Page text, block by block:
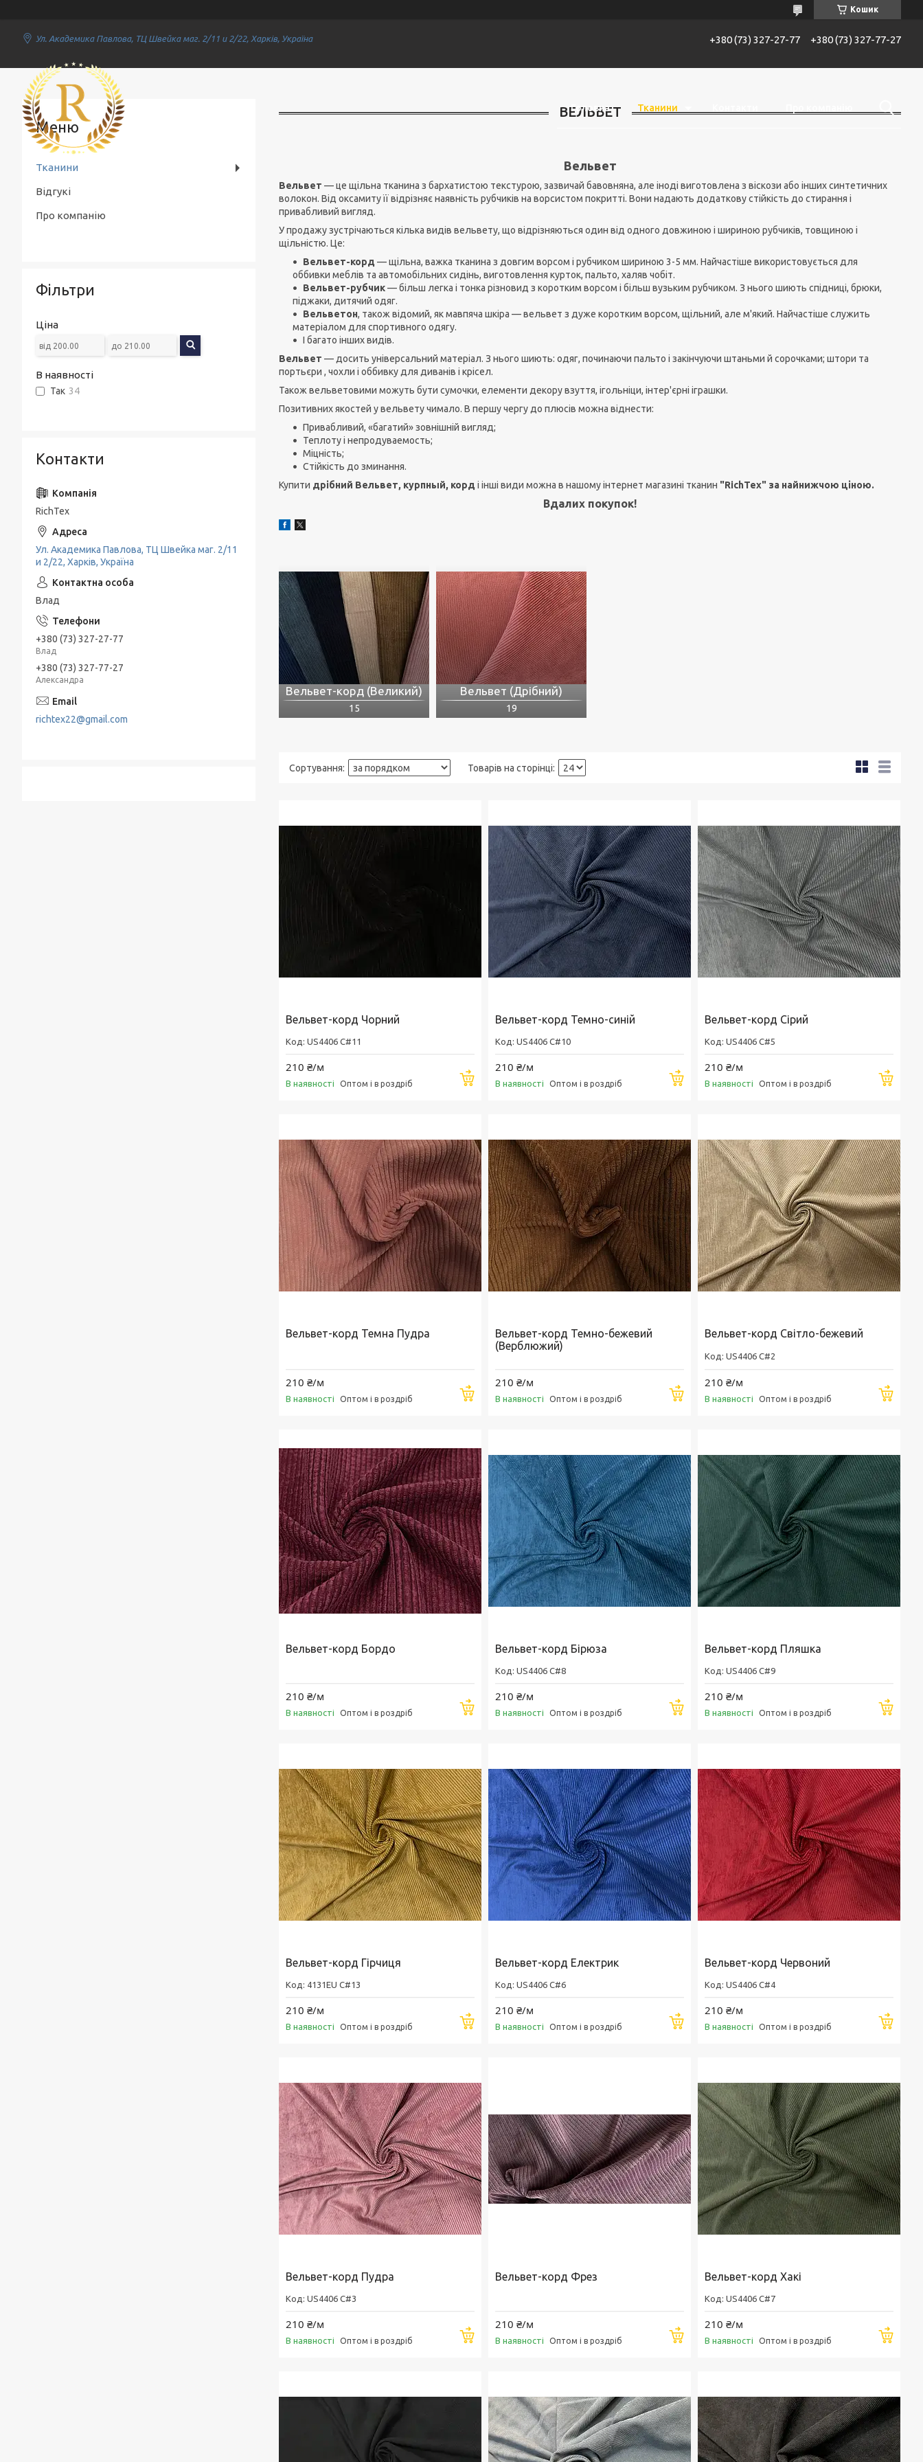
Кошик
Ул. Академика Павлова, ТЦ Швейка маг. 2/11 и 2/22, Харків, Україна +380 (73) 327-27-77 +380 (73) 327-77-27
Головна Тканини
ВЕЛЬВЕТ
Вельвет
Вельвет — це щільна тканина з бархатистою текстурою, зазвичай бавовняна, але іноді виготовлена з віскози або інших синтетичних
волокон. Від оксамиту її відрізняє наявність рубчиків на ворсистом покритті. Вони надають додаткову стійкість до стирання і
привабливий вигляд.
У продажу зустрічаються кілька видів вельвету, що відрізняються один від одного довжиною і шириною рубчиків, товщиною і
щільністю. Це:
Вельвет-корд — щільна, важка тканина з довгим ворсом і рубчиком шириною 3-5 мм. Найчастіше використовується для
оббивки меблів та автомобільних сидінь, виготовлення курток, пальто, халяв чобіт.
Вельвет-рубчик— більш легка і тонка різновид з коротким ворсом і більш вузьким рубчиком. З нього шиють спідниці, брюки,
піджаки, дитячий одяг.
Вельветон, також відомий, як мавпяча шкіра — вельвет з дуже коротким ворсом, щільний, але м'який. Найчастіше служить
матеріалом для спортивного одягу.
І багато інших видів.
Вельвет — досить універсальний матеріал. З нього шиють: одяг, починаючи пальто і закінчуючи штаньми й сорочками; штори та
портьєри , чохли і оббивку для диванів і крісел.
Також вельветовими можуть бути сумочки, елементи декору взуття, ігольніци, інтер'єрні іграшки.
Позитивних якостей у вельвету чимало. В першу чергу до плюсів можна віднести:
Привабливий, «багатий» зовнішній вигляд;
Теплоту і непродуваемость;
Міцність;
Стійкість до зминання.
Купити дрібний Вельвет, курпный, корд і інші види можна в нашому інтернет магазині тканин "RichTex" за найнижчою ціною.
Вдалих покупок!
Вельвет-корд (Великий)
15
Вельвет (Дрібний)
19
Вельвет-корд Чорний
US4406 C#11
210 ₴/м
В наявності Оптом і в роздріб Купити
Вельвет-корд Темно-синій
US4406 C#10
210 ₴/м
В наявності Оптом і в роздріб Купити
Вельвет-корд Сірий
US4406 C#5
210 ₴/м
В наявності Оптом і в роздріб
Вельвет-корд Темна Пудра
210 ₴/м
В наявності Оптом і в роздріб Купити
Вельвет-корд Темно-бежевий
(Верблюжий)
210 ₴/м
В наявності Оптом і в роздріб Купити
Вельвет-корд Світло-бежевий
US4406 C#2
210 ₴/м
В наявності Оптом і в роздріб
Вельвет-корд Бордо
210 ₴/м
В наявності Оптом і в роздріб Купити
Вельвет-корд Бірюза
US4406 C#8
210 ₴/м
В наявності Оптом і в роздріб Купити
Вельвет-корд Пляшка
US4406 C#9
210 ₴/м
В наявності Оптом і в роздріб
Вельвет-корд Гірчиця
4131EU C#13
210 ₴/м
В наявності Оптом і в роздріб Купити
Вельвет-корд Електрик
US4406 C#6
210 ₴/м
В наявності Оптом і в роздріб Купити
Вельвет-корд Червоний
US4406 C#4
210 ₴/м
В наявності Оптом і в роздріб
Вельвет-корд Пудра
US4406 C#3
210 ₴/м
В наявності Оптом і в роздріб Купити
Вельвет-корд Фрез
210 ₴/м
В наявності Оптом і в роздріб Купити
Вельвет-корд Хакі
US4406 C#7
210 ₴/м
В наявності Оптом і в роздріб
Тканини
Відгукі
Про компанію
Фільтри
Ціна
В наявності
Так 34
Контакти
RichTex
Ул. Академика Павлова, ТЦ Швейка маг. 2/11
и 2/22, Харків, Україна
Влад
+380 (73) 327-27-77
Влад
+380 (73) 327-77-27
Александра
richtex22@gmail.com